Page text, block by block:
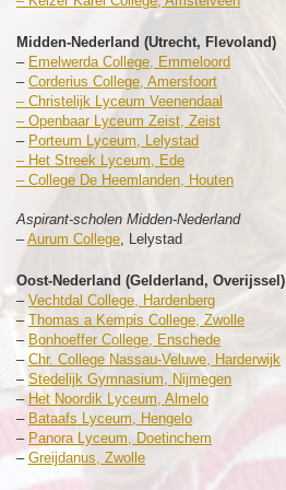
Midden-Nederland (Utrecht, Flevoland)
– Emelwerda College, Emmeloord
– Corderius College, Amersfoort
– Christelijk Lyceum Veenendaal
– Openbaar Lyceum Zeist, Zeist
– Porteum Lyceum, Lelystad
– Het Streek Lyceum, Ede
– College De Heemlanden, Houten
Aspirant-scholen Midden-Nederland
–Aurum College, Lelystad
Oost-Nederland (Gelderland, Overijssel)
– Vechtdal College, Hardenberg
– Thomas a Kempis College, Zwolle
– Bonhoeffer College, Enschede
– Chr. College Nassau-Veluwe, Harderwijk
– Stedelijk Gymnasium, Nijmegen
– Het Noordik Lyceum, Almelo
– Bataafs Lyceum, Hengelo
– Panora Lyceum, Doetinchem
– Greijdanus, Zwolle